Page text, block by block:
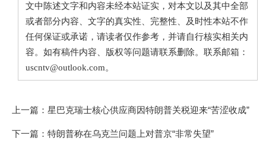
文中陈述文字和内容未经本站证实，对本文以及其中全部
或者部分内容、文字的真实性、完整性、及时性本站不作
任何保证或承诺，请读者仅作参考，并请自行核实相关内
容。如有稿件内容、版权等问题请联系删除。联系邮箱：
uscntv@outlook.com。
上一篇： 星巴克瑞士核心供应商因特朗普关税迎来“苦涩收成”
下一篇： 特朗普称在乌克兰问题上对普京“非常失望”